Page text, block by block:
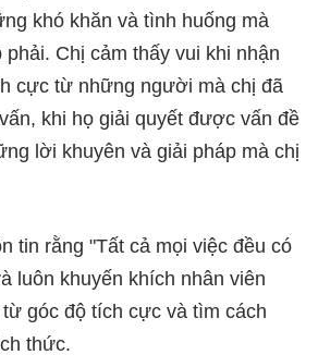
khó khăn và tình huống mà
Chị cảm thấy vui khi nhận
cực từ những người mà chị đã
khi họ giải quyết được vấn đề
lời khuyên và giải pháp mà chị
tin rằng "Tất cả mọi việc đều có
luôn khuyến khích nhân viên
góc độ tích cực và tìm cách
thức.